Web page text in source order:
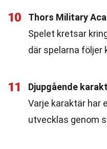
10
Thors Military
Spelet kretsar
där spelarna följer
11
Djupgående
Varje karaktär har
utvecklas genom